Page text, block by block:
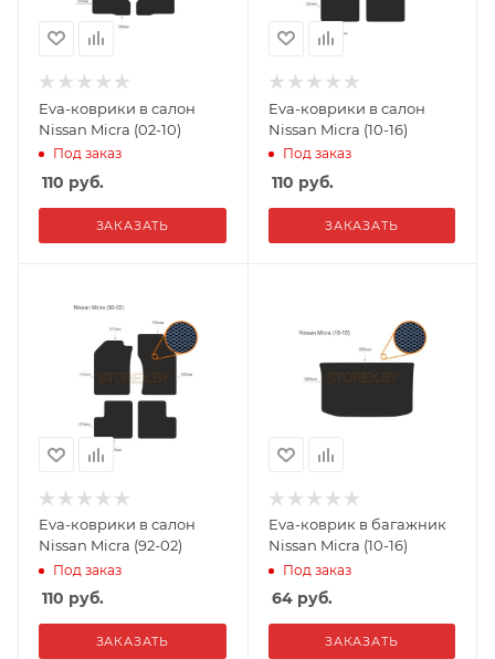
Eva-коврики в салон
Nissan Micra (02-10)
Под заказ
110 руб.
ЗАКАЗАТЬ
Eva-коврики в салон
Nissan Micra (10-16)
Под заказ
110 руб.
ЗАКАЗАТЬ
Eva-коврики в салон
Nissan Micra (92-02)
Под заказ
110 руб.
ЗАКАЗАТЬ
Eva-коврик в багажник
Nissan Micra (10-16)
Под заказ
64руб.
ЗАКАЗАТЬ